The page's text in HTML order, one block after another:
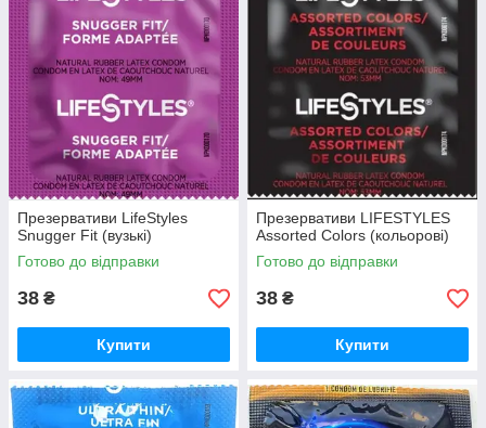
Презервативи LifeStyles
Snugger Fit (вузькі)
Готово до відправки
38 ₴
Купити
Презервативи LIFESTYLES
Assorted Colors (кольорові)
Готово до відправки
38 ₴
Купити